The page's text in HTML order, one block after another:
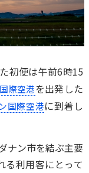
初便は午前6時15
際空港を出発した
国際空港に到着し
ナン市を結ぶ主要
る利用客にとって